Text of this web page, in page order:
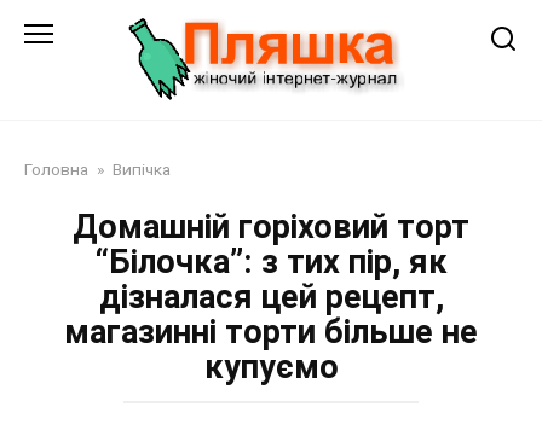
Головна » Випічка
Домашній горіховий торт
“Білочка”: з тих пір, як
дізналася цей рецепт,
магазинні торти більше не
купуємо